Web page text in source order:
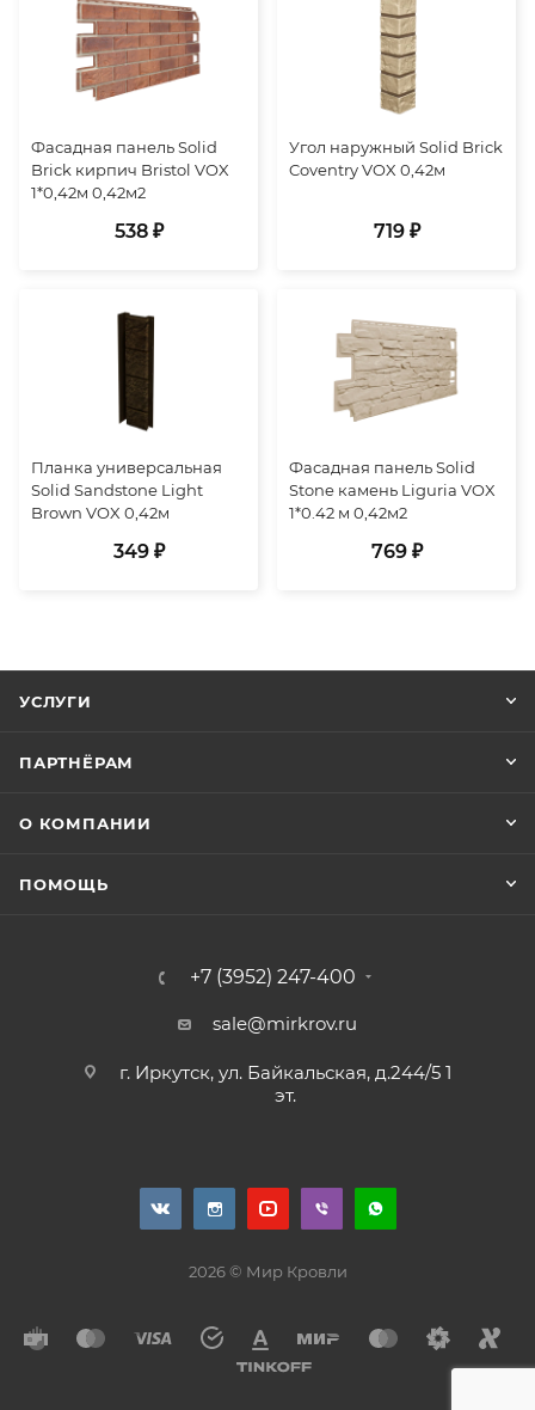
Фасадная панель Solid
Brick кирпич Bristol VOX
1*0,42м 0,42м2
538 ₽
Угол наружный Solid Brick
Coventry VOX 0,42м
719 ₽
Планка универсальная
Solid Sandstone Light
Brown VOX 0,42м
349 ₽
Фасадная панель Solid
Stone камень Liguria VOX
1*0.42 м 0,42м2
769 ₽
УСЛУГИ
ПАРТНЁРАМ
О КОМПАНИИ
ПОМОЩЬ
+7 (3952) 247-400
sale@mirkrov.ru
г. Иркутск, ул. Байкальская, д.244/5 1
эт.
2026 © Мир Кровли